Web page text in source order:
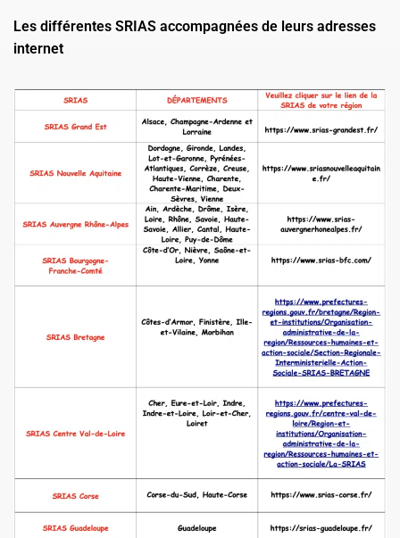
Les différentes SRIAS accompagnées de leurs adresses
internet